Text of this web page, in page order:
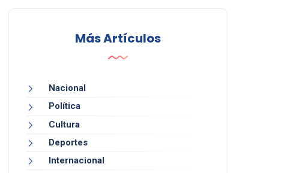
Más Artículos
Nacional
Política
Cultura
Deportes
Internacional